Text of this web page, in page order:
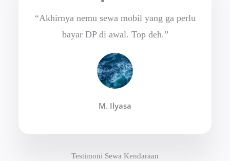
“Akhirnya nemu sewa mobil yang ga perlu
bayar DP di awal. Top deh.”
M. Ilyasa
Testimoni Sewa Kendaraan